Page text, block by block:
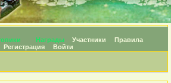
Награды Участники
Правила
Регистрация
Войти